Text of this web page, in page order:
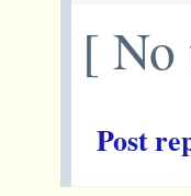
[ No
Post